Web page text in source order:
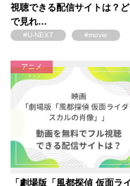
視聴できる配信サイトは？ど
で見れ…
#U-NEXT #movie
アニメ
「劇場版「風都探偵 仮面ラ